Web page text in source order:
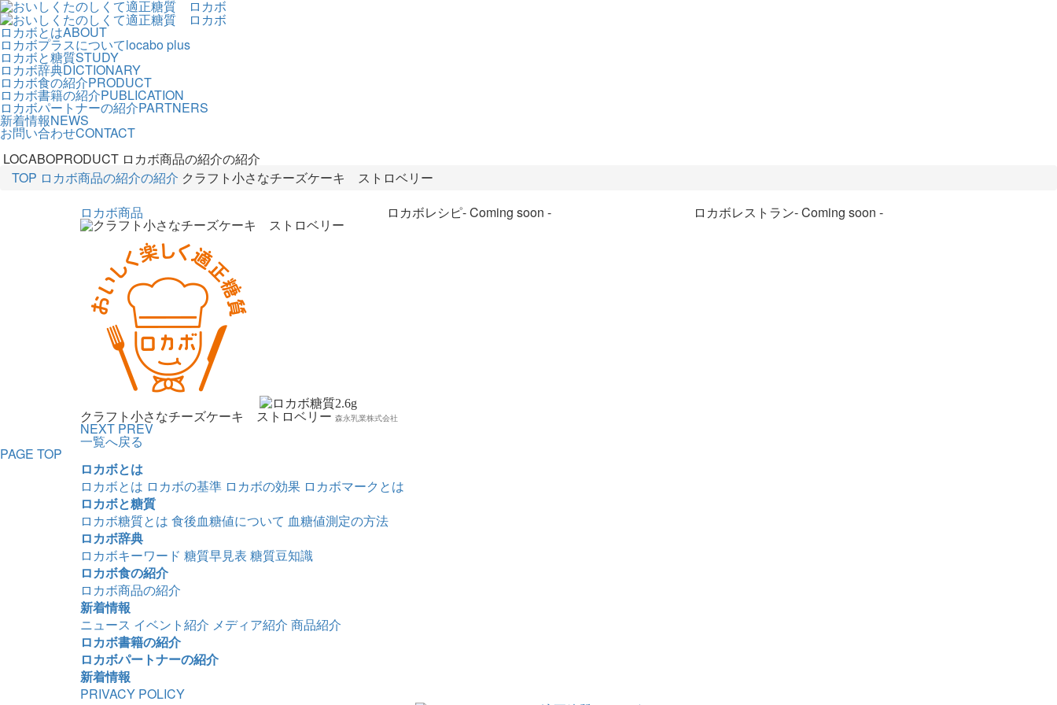
ロカボとはABOUT
ロカボプラスについてlocabo plus
ロカボと糖質STUDY
ロカボ辞典DICTIONARY
ロカボ食の紹介PRODUCT
ロカボ書籍の紹介PUBLICATION
ロカボパートナーの紹介PARTNERS
新着情報NEWS
お問い合わせCONTACT
LOCABOPRODUCT ロカボ商品の紹介の紹介
TOP ロカボ商品の紹介の紹介 クラフト小さなチーズケーキ ストロベリー
ロカボ商品
ロカボレシピ- Coming soon - ロカボレストラン- Coming soon -
2.6g
クラフト小さなチーズケーキ ストロベリー 森永乳業株式会社
NEXT PREV
一覧へ戻る
PAGE TOP
ロカボとは
ロカボとは ロカボの基準 ロカボの効果 ロカボマークとは
ロカボと糖質
ロカボ糖質とは 食後血糖値について 血糖値測定の方法
ロカボ辞典
ロカボキーワード 糖質早見表 糖質豆知識
ロカボ食の紹介
ロカボ商品の紹介
新着情報
ニュース イベント紹介 メディア紹介 商品紹介
ロカボ書籍の紹介
ロカボパートナーの紹介
新着情報
PRIVACY POLICY